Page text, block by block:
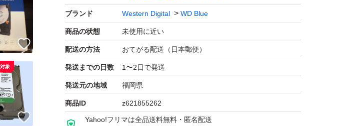
インターフェイス：Serial ATA
HDDフォームファクター：3.5インチ
キャッシュ（MB/MiB）：256.0 MB/MiB
ブランド Western Digital WD Blue
商品の状態 未使用に近い
配送の方法 おてがる配送（日本郵便）
発送までの日数 1〜2日で発送
発送元の地域 福岡県
商品ID z621855262
Yahoo!フリマは全品送料無料・匿名配送
象